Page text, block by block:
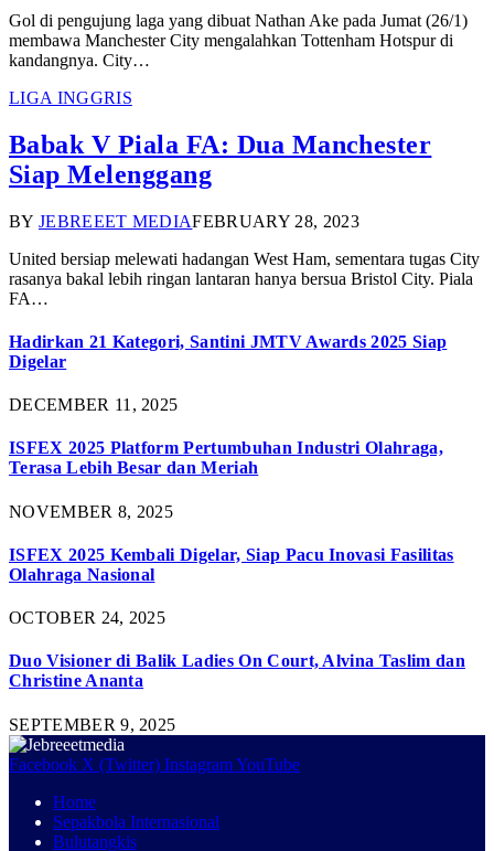
Gol di pengujung laga yang dibuat Nathan Ake pada Jumat (26/1)
membawa Manchester City mengalahkan Tottenham Hotspur di
kandangnya. City…
LIGA INGGRIS
Babak V Piala FA: Dua Manchester
Siap Melenggang
BY JEBREEET MEDIAFEBRUARY 28, 2023
United bersiap melewati hadangan West Ham, sementara tugas City
rasanya bakal lebih ringan lantaran hanya bersua Bristol City. Piala
FA…
Hadirkan 21 Kategori, Santini JMTV Awards 2025 Siap
Digelar
DECEMBER 11, 2025
ISFEX 2025 Platform Pertumbuhan Industri Olahraga,
Terasa Lebih Besar dan Meriah
NOVEMBER 8, 2025
ISFEX 2025 Kembali Digelar, Siap Pacu Inovasi Fasilitas
Olahraga Nasional
OCTOBER 24, 2025
Duo Visioner di Balik Ladies On Court, Alvina Taslim dan
Christine Ananta
SEPTEMBER 9, 2025
Facebook X (Twitter) InstagramYouTube
Home
Sepakbola Internasional
Bulutangkis